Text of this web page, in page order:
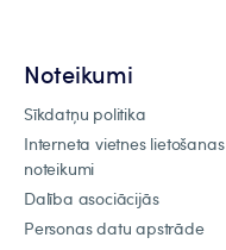
Noteikumi
Sīkdatņu politika
Interneta vietnes lietošanas
noteikumi
Dalība asociācijās
Personas datu apstrāde